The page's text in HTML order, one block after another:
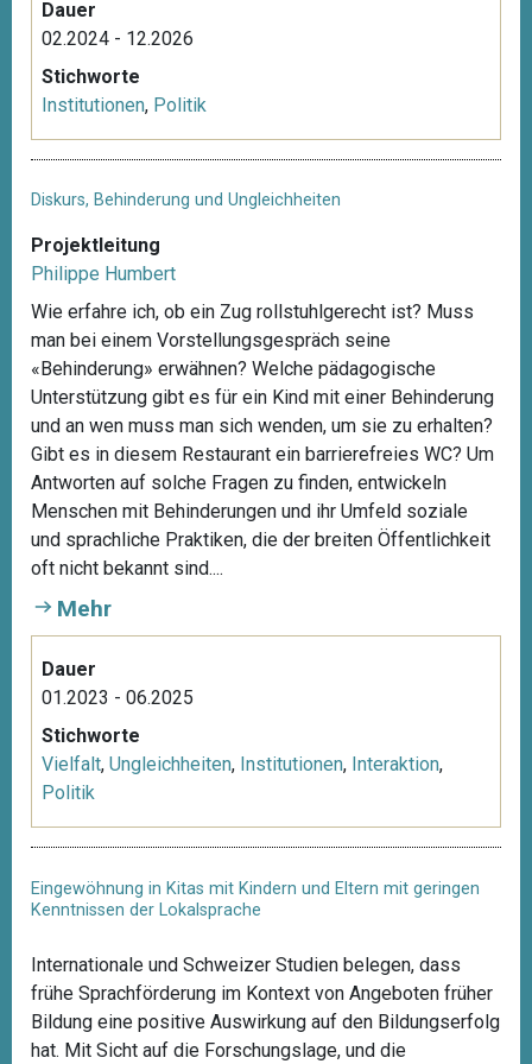
Dauer
02.2024 - 12.2026
Stichworte
Institutionen, Politik
Diskurs, Behinderung und Ungleichheiten
Projektleitung
Philippe Humbert
Wie erfahre ich, ob ein Zug rollstuhlgerecht ist? Muss
man bei einem Vorstellungsgespräch seine
«Behinderung» erwähnen? Welche pädagogische
Unterstützung gibt es für ein Kind mit einer Behinderung
und an wen muss man sich wenden, um sie zu erhalten?
Gibt es in diesem Restaurant ein barrierefreies WC? Um
Antworten auf solche Fragen zu finden, entwickeln
Menschen mit Behinderungen und ihr Umfeld soziale
und sprachliche Praktiken, die der breiten Öffentlichkeit
oft nicht bekannt sind....
Mehr
Dauer
01.2023 - 06.2025
Stichworte
Vielfalt, Ungleichheiten, Institutionen, Interaktion,
Politik
Eingewöhnung in Kitas mit Kindern und Eltern mit geringen
Kenntnissen der Lokalsprache
Internationale und Schweizer Studien belegen, dass
frühe Sprachförderung im Kontext von Angeboten früher
Bildung eine positive Auswirkung auf den Bildungserfolg
hat. Mit Sicht auf die Forschungslage, und die